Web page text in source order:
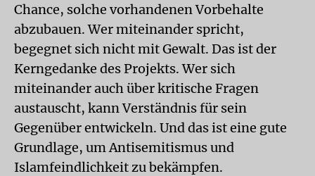
Chance, solche vorhandenen Vorbehalte
abzubauen. Wer miteinander spricht,
begegnet sich nicht mit Gewalt. Das ist der
Kerngedanke des Projekts. Wer sich
miteinander auch über kritische Fragen
austauscht, kann Verständnis für sein
Gegenüber entwickeln. Und das ist eine gute
Grundlage, um Antisemitismus und
Islamfeindlichkeit zu bekämpfen.